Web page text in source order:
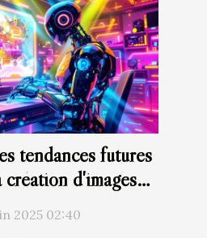
tendances futures
d'images
2025 02:40